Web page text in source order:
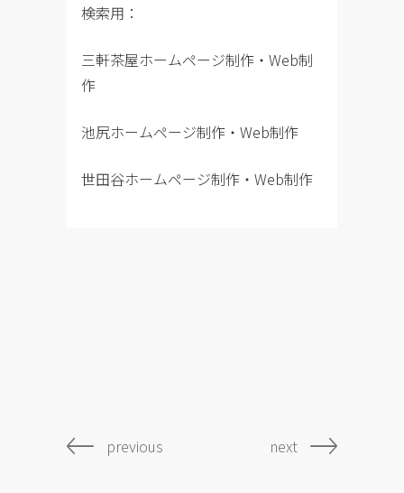
検索用：
三軒茶屋ホームページ制作・Web制
作
池尻ホームページ制作・Web制作
世田谷ホームページ制作・Web制作
previous next